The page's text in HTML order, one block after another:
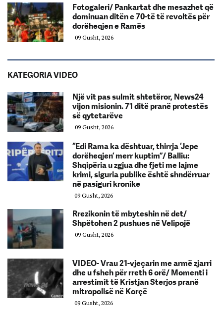
Fotogaleri/ Pankartat dhe mesazhet që
dominuan ditën e 70-të të revoltës për
dorëheqjen e Ramës
09 Gusht, 2026
KATEGORIA VIDEO
Një vit pas sulmit shtetëror, News24
vijon misionin. 71 ditë pranë protestës
së qytetarëve
09 Gusht, 2026
“Edi Rama ka dështuar, thirrja ‘Jepe
dorëheqjen’ merr kuptim”/ Balliu:
Shqipëria u zgjua dhe fjeti me lajme
krimi, siguria publike është shndërruar
në pasiguri kronike
09 Gusht, 2026
Rrezikonin të mbyteshin në det/
Shpëtohen 2 pushues në Velipojë
09 Gusht, 2026
VIDEO- Vrau 21-vjeçarin me armë zjarri
dhe u fsheh për rreth 6 orë/ Momenti i
arrestimit të Kristjan Sterjos pranë
mitropolisë në Korçë
09 Gusht, 2026